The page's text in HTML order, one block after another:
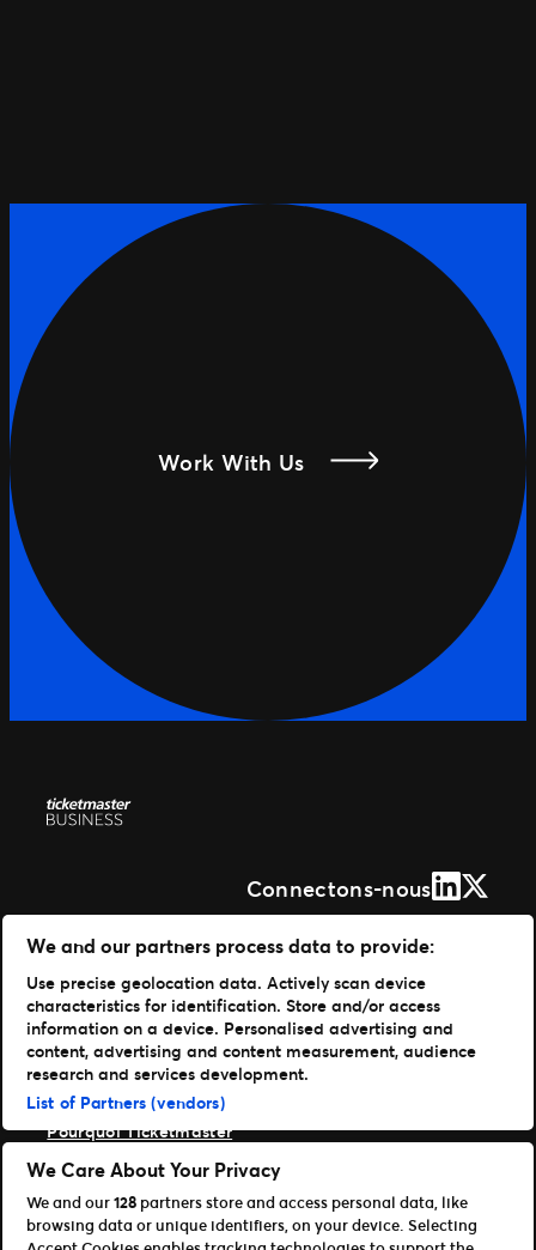
Work With Us
Connectons-nousLinkedIn
X
Solutions
Gestion de vos événements
Distribuer vos billets
Des experts à votre service
Expérience fan
Entreprise
Pourquoi Ticketmaster
Notre histoire
Carrières Live Nation
Ressources
We and our partners process data to provide:
Use precise geolocation data. Actively scan device
characteristics for identification. Store and/or access
information on a device. Personalised advertising and
content, advertising and content measurement, audience
research and services development.
List of Partners (vendors)
We Care About Your Privacy
We and our128 partners store and access personal data, like
browsing data or unique identifiers, on your device. Selecting